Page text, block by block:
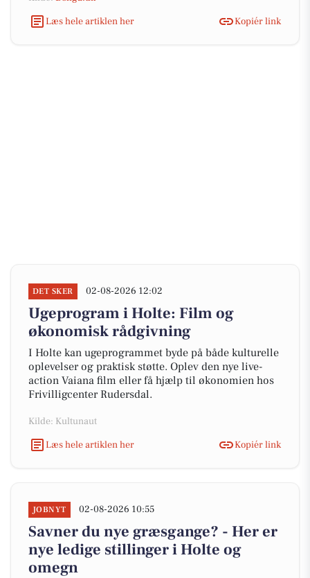
Læs hele artiklen her
Kopiér link
DET SKER 02-08-2026 12:02
Ugeprogram i Holte: Film og
økonomisk rådgivning
I Holte kan ugeprogrammet byde på både kulturelle
oplevelser og praktisk støtte. Oplev den nye live-
action Vaiana film eller få hjælp til økonomien hos
Frivilligcenter Rudersdal.
Kilde: Kultunaut
Læs hele artiklen her
Kopiér link
JOBNYT 02-08-2026 10:55
Savner du nye græsgange? - Her er
nye ledige stillinger i Holte og
omegn